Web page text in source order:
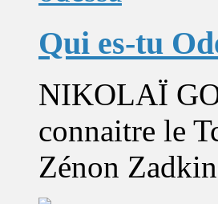
Qui es-tu
NIKOLAÏ
connaitre le
Zénon